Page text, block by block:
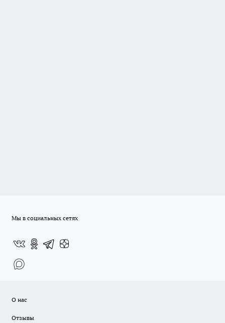
Мы в социальных сетях
О нас
Отзывы